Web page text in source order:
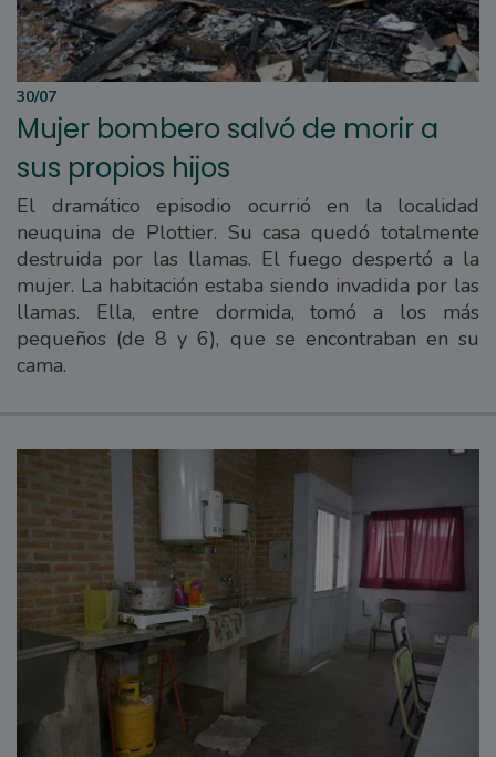
30/07
Mujer bombero salvó de morir a
sus propios hijos
El dramático episodio ocurrió en la localidad
neuquina de Plottier. Su casa quedó totalmente
destruida por las llamas. El fuego despertó a la
mujer. La habitación estaba siendo invadida por las
llamas. Ella, entre dormida, tomó a los más
pequeños (de 8 y 6), que se encontraban en su
cama.